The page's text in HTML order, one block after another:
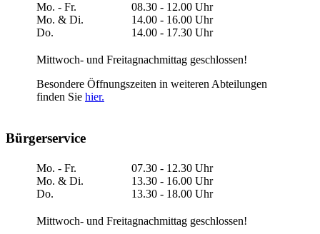
Mo. - Fr.
Mo. & Di.
Do.
08.30 - 12.00 Uhr
14.00 - 16.00 Uhr
14.00 - 17.30 Uhr
Mittwoch- und Freitagnachmittag geschlossen!
Besondere Öffnungszeiten in weiteren Abteilungen
finden Sie hier.
Bürgerservice
Mo. - Fr.
Mo. & Di.
Do.
07.30 - 12.30 Uhr
13.30 - 16.00 Uhr
13.30 - 18.00 Uhr
Mittwoch- und Freitagnachmittag geschlossen!